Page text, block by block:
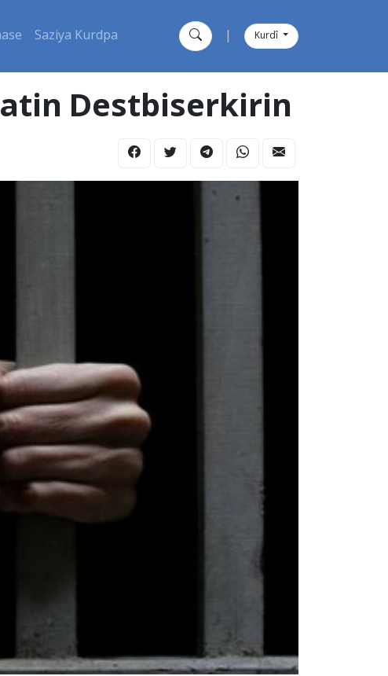
Saziya Kurdpa Kurdî
Destbiserkirin